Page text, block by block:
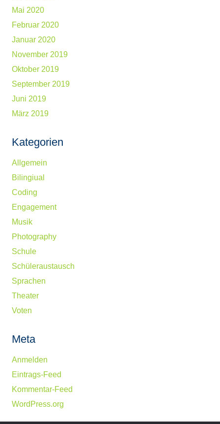
Mai 2020
Februar 2020
Januar 2020
November 2019
Oktober 2019
September 2019
Juni 2019
März 2019
Kategorien
Allgemein
Bilingiual
Coding
Engagement
Musik
Photography
Schule
Schüleraustausch
Sprachen
Theater
Voten
Meta
Anmelden
Eintrags-Feed
Kommentar-Feed
WordPress.org